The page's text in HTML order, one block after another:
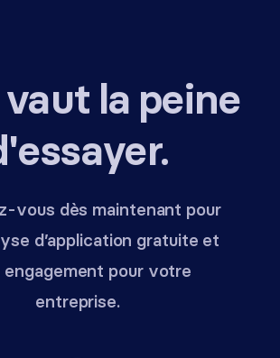
la peine
vous dès maintenant pour
d’application gratuite et
engagement pour votre
entreprise.